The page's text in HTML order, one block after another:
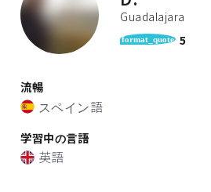
Guadalajara
format_quote 5
流暢
スペイン語
学習中の言語
英語